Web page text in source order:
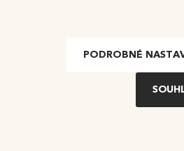
Technické informace
PODROBNÉ